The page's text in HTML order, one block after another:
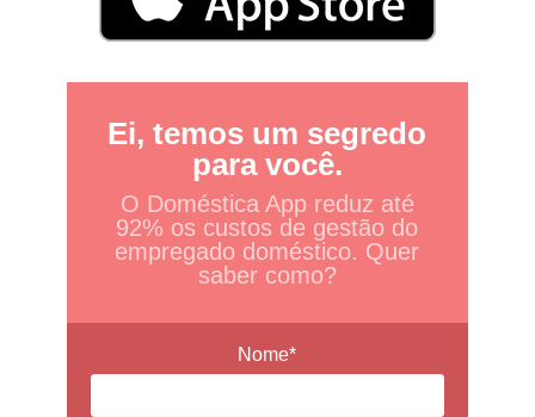
Ei, temos um segredo
para você.
O Doméstica App reduz até
92% os custos de gestão do
empregado doméstico. Quer
saber como?
Nome*